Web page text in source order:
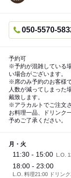
050-5570-
予約可
※予約が混雑している
い場合がございます。
※席のみ予約のお客様
人数が減ってしまった
戴致します。
※アラカルトでご注文
お料理一品、ドリンク
予めご了承ください。
月・火
11:30 - 15:00 L.O.
18:00 - 23:00
L.O. 料理21:00 ドリン